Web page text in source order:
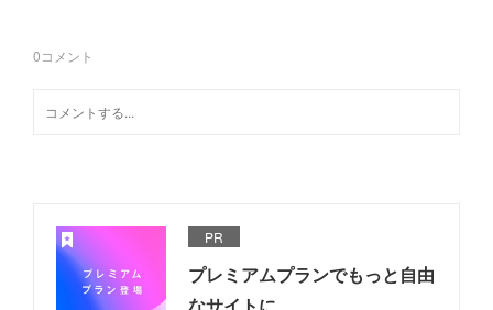
0コメント
PR
プレミアムプランでもっと自由